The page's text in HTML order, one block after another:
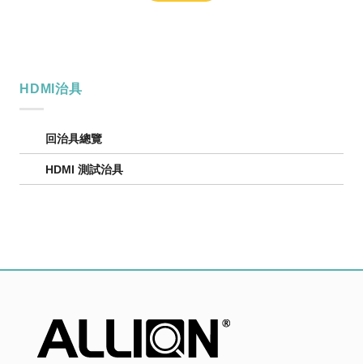
HDMI治具
回治具總覽
HDMI 測試治具